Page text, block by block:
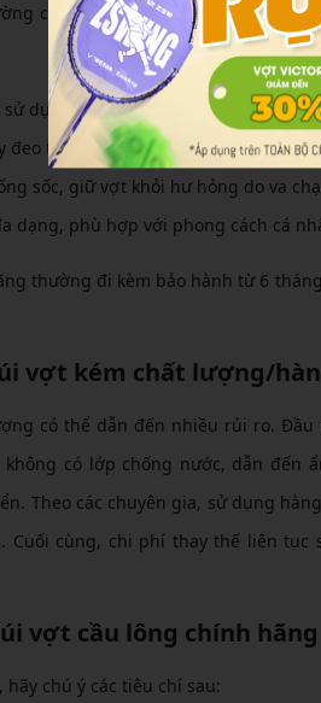
có ngăn riêng biệt cho vợt,
dụng lâu dài mà không bị rách hay
đeo thoải mái, giảm áp lực vai khi
sốc, giữ vợt khỏi hư hỏng do va
dạng, phù hợp với phong cách cá
thường đi kèm bảo hành từ 6
vợt kém chất lượng/
có thể dẫn đến nhiều rủi ro.
có lớp chống nước, dẫn đến
Theo các chuyên gia, sử dụng
Cuối cùng, chi phí thay thế liên
vợt cầu lông chính hãng
chú ý các tiêu chí sau: